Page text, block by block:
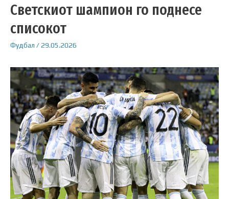
Светскиот шампион го поднесе
списокот
Фудбал /29.05.2026